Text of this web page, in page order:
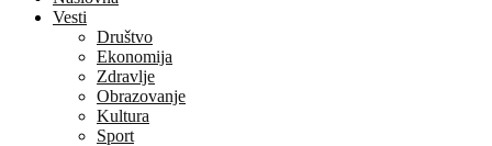
Vesti
Društvo
Ekonomija
Zdravlje
Obrazovanje
Kultura
Sport